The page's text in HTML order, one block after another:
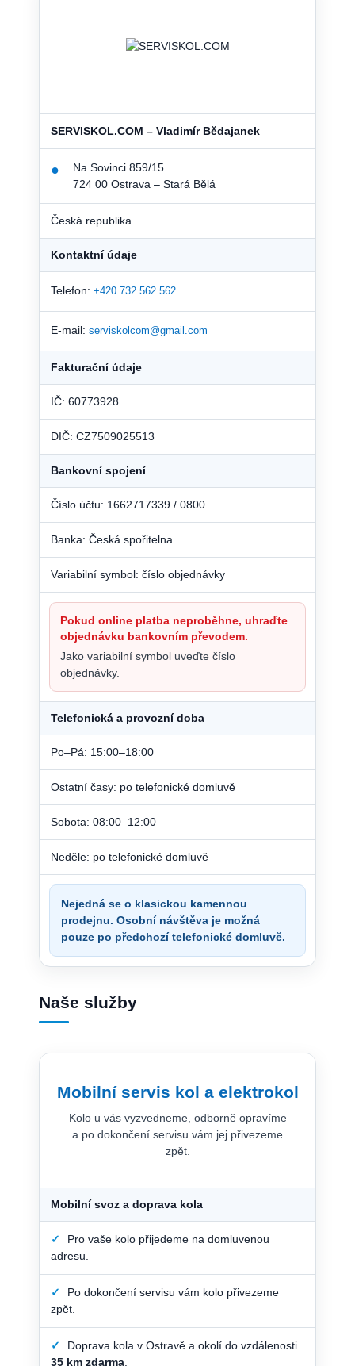
SERVISKOL.COM – Vladimír Bědajanek
●
Na Sovinci 859/15
724 00 Ostrava – Stará Bělá
Česká republika
Kontaktní údaje
Telefon: +420 732 562 562
E-mail: serviskolcom@gmail.com
Fakturační údaje
IČ: 60773928
DIČ: CZ7509025513
Bankovní spojení
Číslo účtu: 1662717339 / 0800
Banka: Česká spořitelna
Variabilní symbol: číslo objednávky
Pokud online platba neproběhne, uhraďte
objednávku bankovním převodem.
Jako variabilní symbol uveďte číslo
objednávky.
Telefonická a provozní doba
Po–Pá: 15:00–18:00
Ostatní časy: po telefonické domluvě
Sobota: 08:00–12:00
Neděle: po telefonické domluvě
Nejedná se o klasickou kamennou
prodejnu. Osobní návštěva je možná
pouze po předchozí telefonické domluvě.
Naše služby
Mobilní servis kol a elektrokol
Kolo u vás vyzvedneme, odborně opravíme
a po dokončení servisu vám jej přivezeme
zpět.
Mobilní svoz a doprava kola
✓
Pro vaše kolo přijedeme na domluvenou
adresu.
✓
Po dokončení servisu vám kolo přivezeme
zpět.
✓
Doprava kola v Ostravě a okolí do vzdálenosti
35 km zdarma